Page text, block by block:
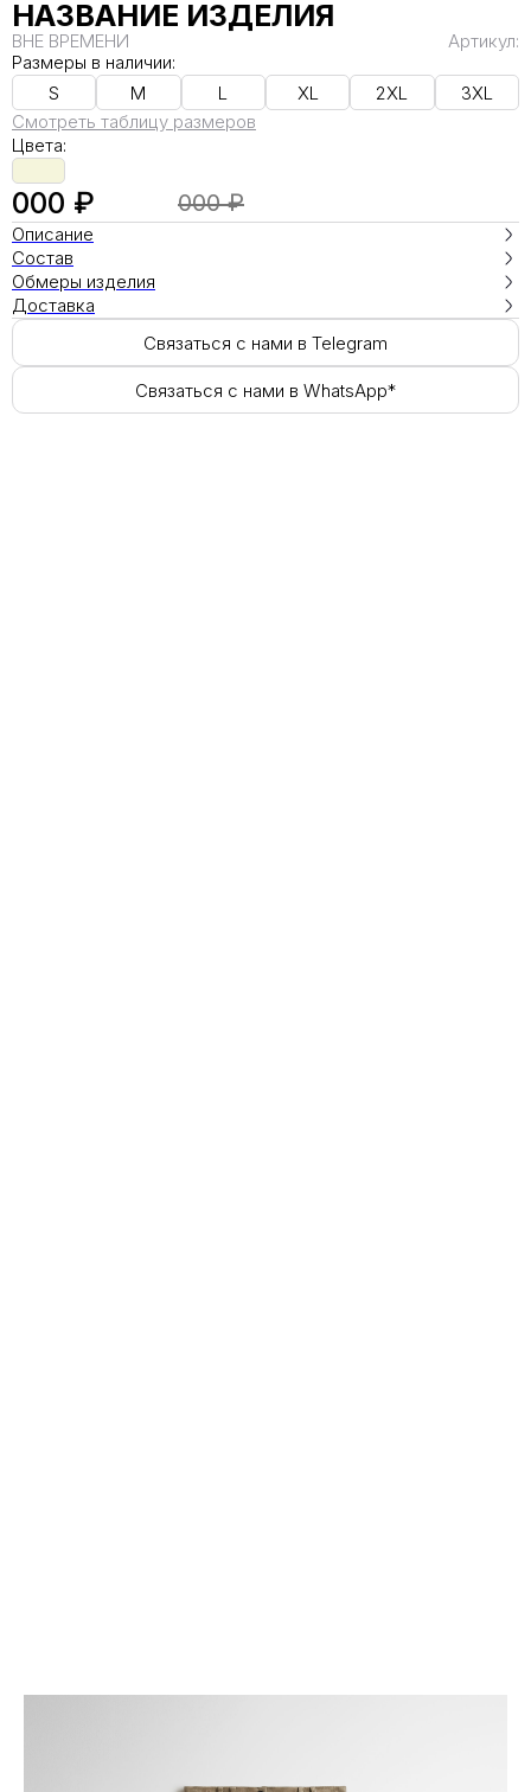
НАЗВАНИЕ ИЗДЕЛИЯ
ВНЕ ВРЕМЕНИ
Артикул:
Размеры в наличии:
S
M L XL 2XL
3XL
Смотреть таблицу размеров
Цвета:
000 ₽ 000 ₽
Описание
Состав
Обмеры изделия
Доставка
Связаться с нами в Telegram
Связаться с нами в WhatsApp*